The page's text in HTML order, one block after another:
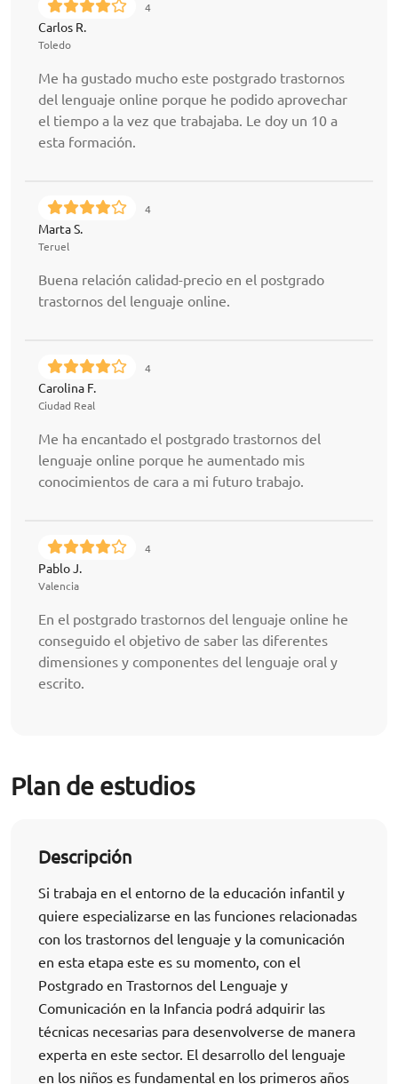
4
Carlos R.
Toledo
Me ha gustado mucho este postgrado trastornos
del lenguaje online porque he podido aprovechar
el tiempo a la vez que trabajaba. Le doy un 10 a
esta formación.
4
Marta S.
Teruel
Buena relación calidad-precio en el postgrado
trastornos del lenguaje online.
4
Carolina F.
Ciudad Real
Me ha encantado el postgrado trastornos del
lenguaje online porque he aumentado mis
conocimientos de cara a mi futuro trabajo.
4
Pablo J.
Valencia
En el postgrado trastornos del lenguaje online he
conseguido el objetivo de saber las diferentes
dimensiones y componentes del lenguaje oral y
escrito.
Plan de estudios
Descripción
Si trabaja en el entorno de la educación infantil y
quiere especializarse en las funciones relacionadas
con los trastornos del lenguaje y la comunicación
en esta etapa este es su momento, con el
Postgrado en Trastornos del Lenguaje y
Comunicación en la Infancia podrá adquirir las
técnicas necesarias para desenvolverse de manera
experta en este sector. El desarrollo del lenguaje
en los niños es fundamental en los primeros años